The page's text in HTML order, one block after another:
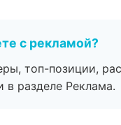
с рекламой?
топ-позиции,
в разделе Реклама.